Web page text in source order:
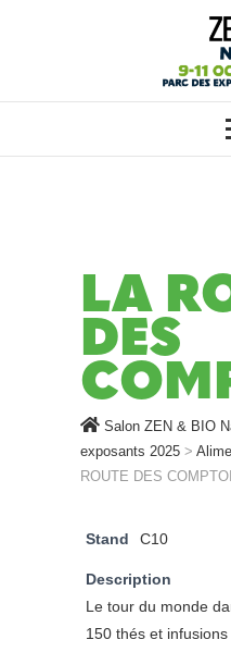
Salon
SALON
VOTRE
ET
LA
DES
Salon ZEN & BIO
exposants 2025 >
ROUTE DES
Stand C10
Description
Le tour du monde
150 thés et